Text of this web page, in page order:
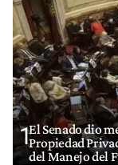
1El Senado dio
Propiedad
del Manejo del